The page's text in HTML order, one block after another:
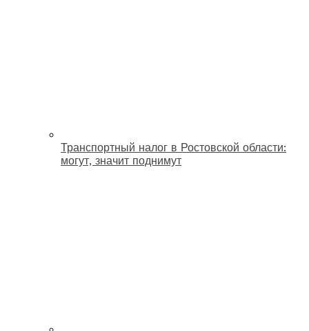
Транспортный налог в Ростовской области:
могут, значит поднимут